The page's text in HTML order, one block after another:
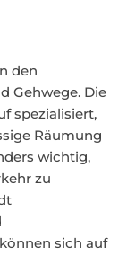
den
Gehwege. Die
spezialisiert,
Räumung
wichtig,
zu
sich auf